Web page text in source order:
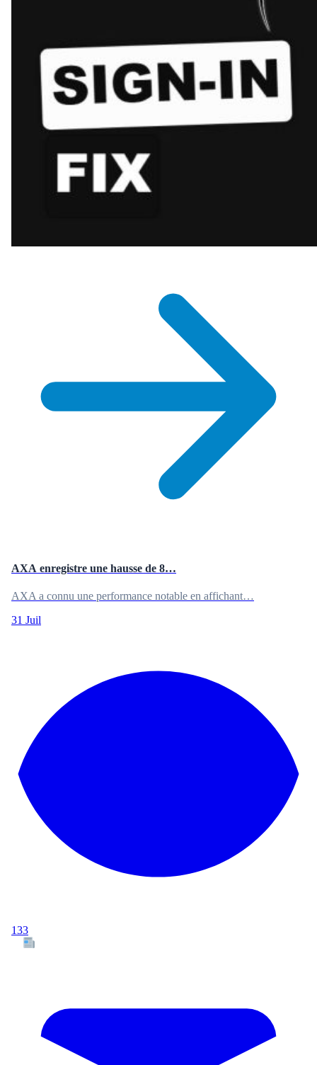
AXA enregistre une hausse de 8…
AXA a connu une performance notable en affichant…
31 Juil
133